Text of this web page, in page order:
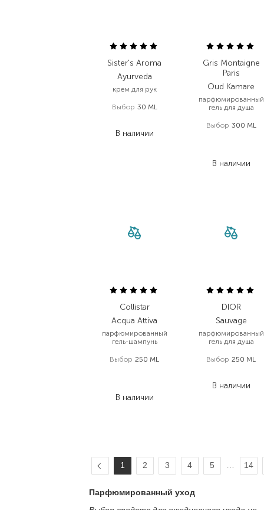
Sister's Aroma
Ayurveda
крем для рук
Выбор 30 ML
В наличии
Gris Montaigne
Paris
Oud Kamare
парфюмированный
гель для душа
Выбор 300 ML
В наличии
Collistar
Acqua Attiva
парфюмированный
гель-шампунь
Выбор 250 ML
В наличии
DIOR
Sauvage
парфюмированный
гель для душа
Выбор 250 ML
В наличии
1 2 3 4 5 14
Парфюмированный уход